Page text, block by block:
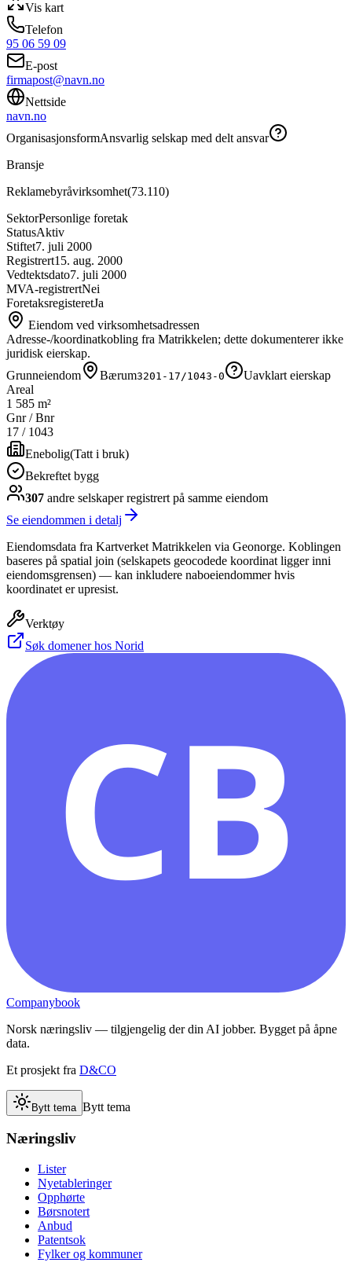
Vis kart
Telefon
95 06 59 09
E-post
firmapost@navn.no
Nettside
navn.no
OrganisasjonsformAnsvarlig selskap med delt ansvar
Bransje
Reklamebyråvirksomhet(73.110)
SektorPersonlige foretak
StatusAktiv
Stiftet7. juli 2000
Registrert15. aug. 2000
Vedtektsdato7. juli 2000
MVA-registrertNei
ForetaksregisteretJa
Eiendom ved virksomhetsadressen
Adresse-/koordinatkobling fra Matrikkelen; dette dokumenterer ikke
juridisk eierskap.
Grunneiendom
Bærum3201-17/1043-0
Uavklart eierskap
Areal
1 585 m²
Gnr / Bnr
17 / 1043
Enebolig(Tatt i bruk)
Bekreftet bygg
307 andre selskaperregistrert på samme eiendom
Se eiendommen i detalj
Eiendomsdata fra Kartverket Matrikkelen via Geonorge. Koblingen
baseres på spatial join (selskapets geocodede koordinat ligger inni
eiendomsgrensen) — kan inkludere naboeiendommer hvis
koordinatet er upresist.
Verktøy
Søk domener hos Norid
CB
Companybook
Norsk næringsliv — tilgjengelig der din AI jobber. Bygget på åpne
data.
Et prosjekt fra D&CO
Bytt tema Bytt tema
Næringsliv
Lister
Nyetableringer
Opphørte
Børsnotert
Anbud
Patentsok
Fylker og kommuner